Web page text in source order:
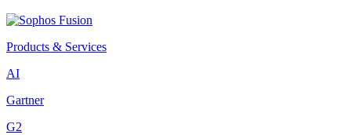
Products & Services
AI
Gartner
G2